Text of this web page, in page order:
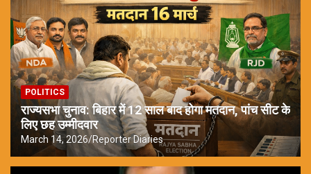
POLITICS
राज्यसभा चुनाव: बिहार में 12 साल बाद होगा मतदान, पांच सीट के
लिए छह उम्मीदवार
March 14, 2026 Reporter Diaries